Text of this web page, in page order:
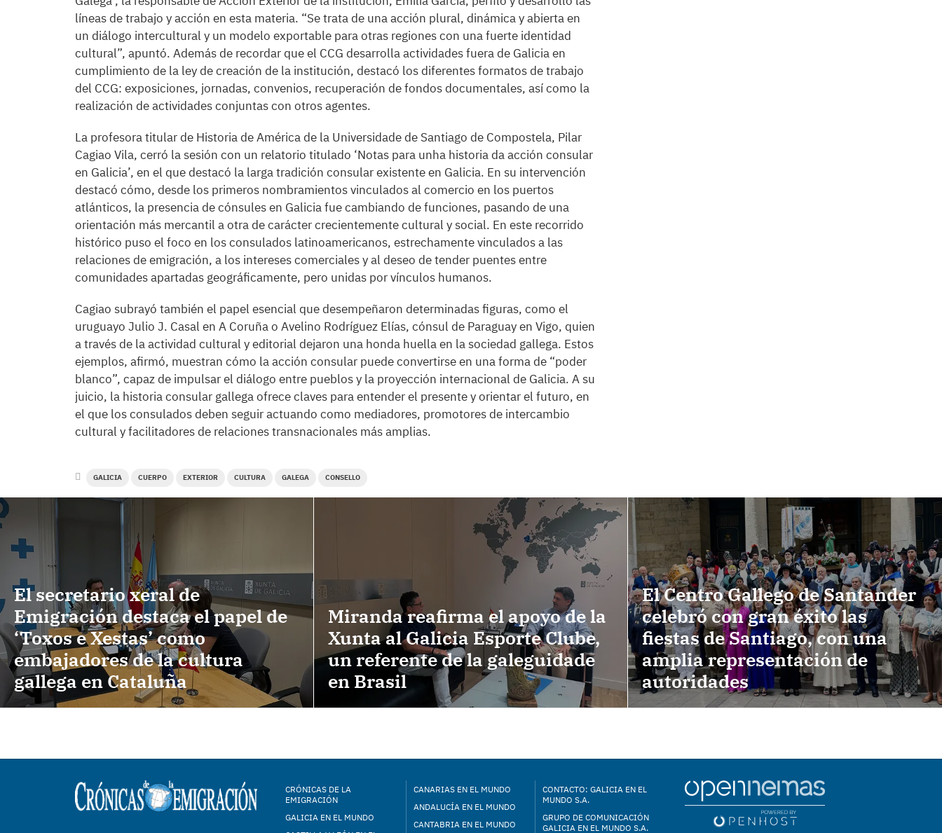
líneas de trabajo y acción en esta materia. “Se trata de una acción plural, dinámica y abierta en
un diálogo intercultural y un modelo exportable para otras regiones con una fuerte identidad
cultural”, apuntó. Además de recordar que el CCG desarrolla actividades fuera de Galicia en
cumplimiento de la ley de creación de la institución, destacó los diferentes formatos de trabajo
del CCG: exposiciones, jornadas, convenios, recuperación de fondos documentales, así como la
realización de actividades conjuntas con otros agentes.
La profesora titular de Historia de América de la Universidade de Santiago de Compostela, Pilar
Cagiao Vila, cerró la sesión con un relatorio titulado ‘Notas para unha historia da acción consular
en Galicia’, en el que destacó la larga tradición consular existente en Galicia. En su intervención
destacó cómo, desde los primeros nombramientos vinculados al comercio en los puertos
atlánticos, la presencia de cónsules en Galicia fue cambiando de funciones, pasando de una
orientación más mercantil a otra de carácter crecientemente cultural y social. En este recorrido
histórico puso el foco en los consulados latinoamericanos, estrechamente vinculados a las
relaciones de emigración, a los intereses comerciales y al deseo de tender puentes entre
comunidades apartadas geográficamente, pero unidas por vínculos humanos.
Cagiao subrayó también el papel esencial que desempeñaron determinadas figuras, como el
uruguayo Julio J. Casal en A Coruña o Avelino Rodríguez Elías, cónsul de Paraguay en Vigo, quien
a través de la actividad cultural y editorial dejaron una honda huella en la sociedad gallega. Estos
ejemplos, afirmó, muestran cómo la acción consular puede convertirse en una forma de “poder
blanco”, capaz de impulsar el diálogo entre pueblos y la proyección internacional de Galicia. A su
juicio, la historia consular gallega ofrece claves para entender el presente y orientar el futuro, en
el que los consulados deben seguir actuando como mediadores, promotores de intercambio
cultural y facilitadores de relaciones transnacionales más amplias.
GALICIA CUERPO EXTERIOR CULTURA GALEGA CONSELLO
El secretario xeral de
Emigración destaca el papel de
‘Toxos e Xestas’ como
embajadores de la cultura
gallega en Cataluña
Miranda reafirma el apoyo de la
Xunta al Galicia Esporte Clube,
un referente de la galeguidade
en Brasil
El Centro Gallego de Santander
celebró con gran éxito las
fiestas de Santiago, con una
amplia representación de
autoridades
CRÓNICAS DE LA
EMIGRACIÓN
GALICIA EN EL MUNDO
CANARIAS EN EL MUNDO
ANDALUCÍA EN EL MUNDO
CANTABRIA EN EL MUNDO
CONTACTO: GALICIA EN EL
MUNDO S.A.
GRUPO DE COMUNICACIÓN
GALICIA EN EL MUNDO S.A.